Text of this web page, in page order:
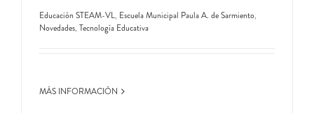
Educación STEAM-VL, Escuela Municipal Paula A. de Sarmiento,
Novedades, Tecnología Educativa
MÁS INFORMACIÓN